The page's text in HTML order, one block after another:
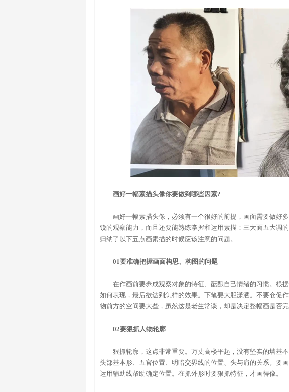
画好一幅素描头像你要做到哪些因素?
画好一幅素描头像，必须有一个很好的前提，画面需要做好
锐的观察能力，而且还要能熟练掌握和运用素描：三大面五大调
归纳了以下五点画素描的时候应该注意的问题。
01要准确把握画面构思、构图的问题
在作画前要养成观察对象的特征、酝酿自己情绪的习惯。根
如何表现，最后欲达到怎样的效果。下笔要大胆潇洒。不要仓促
物前方的空间要大些，虽然这是老生常谈，却是决定整幅画是否完
02要狠抓人物轮廓
狠抓轮廓，这点非常重要。万丈高楼平起，没有坚实的墙基
头部基本形、五官位置、明暗交界线的位置、头与肩的关系。要
运用辅助线帮助确定位置。在抓外形时要狠抓特征，才画得像。